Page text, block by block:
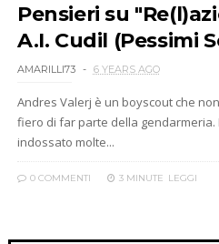
Pensieri su
A.I. Cudil (Pessimi
AMARILLI73 6 YEARS AGO
Andres Valerj è un boyscout che
fiero di far parte della gendarmeria.
indossato molte...
0 COMMENTI 3 MINUTE LEGGI